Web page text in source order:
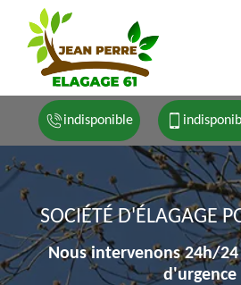
indisponible
SOCIÉTÉ D'ÉLAGAGE
Nous intervenons 24h/
d'urgence